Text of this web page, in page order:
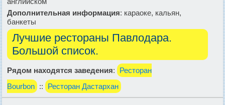
Дополнительная информация: караоке, кальян,
банкеты
Лучшие рестораны Павлодара.
Большой список.
Рядом находятся заведения:
Ресторан
Bourbon :: Ресторан Дастархан